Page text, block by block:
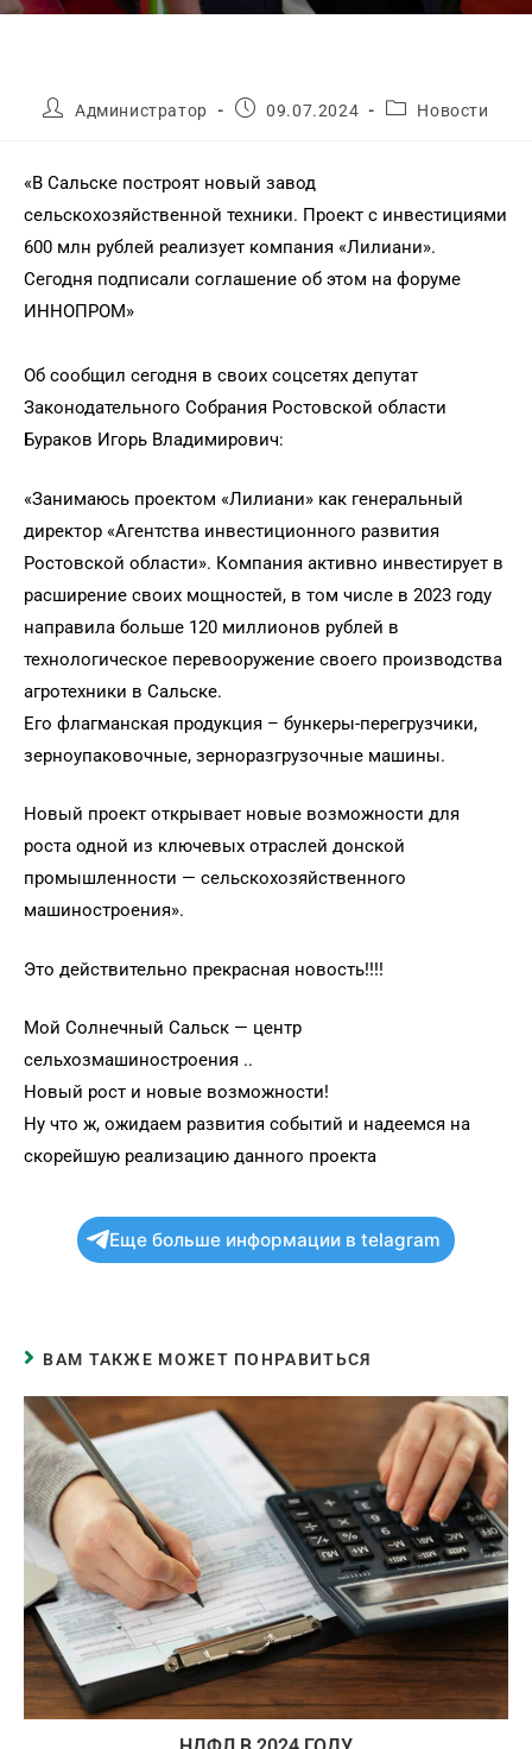
Администратор 09.07.2024 Новости
«В Сальске построят новый завод
сельскохозяйственной техники. Проект с инвестициями
600 млн рублей реализует компания «Лилиани».
Сегодня подписали соглашение об этом на форуме
ИННОПРОМ»
Об сообщил сегодня в своих соцсетях депутат
Законодательного Собрания Ростовской области
Бураков Игорь Владимирович:
«Занимаюсь проектом «Лилиани» как генеральный
директор «Агентства инвестиционного развития
Ростовской области». Компания активно инвестирует в
расширение своих мощностей, в том числе в 2023 году
направила больше 120 миллионов рублей в
технологическое перевооружение своего производства
агротехники в Сальске.
Его флагманская продукция – бункеры-перегрузчики,
зерноупаковочные, зерноразгрузочные машины.
Новый проект открывает новые возможности для
роста одной из ключевых отраслей донской
промышленности — сельскохозяйственного
машиностроения».
Это действительно прекрасная новость!!!!
Мой Солнечный Сальск — центр
сельхозмашиностроения ..
Новый рост и новые возможности!
Ну что ж, ожидаем развития событий и надеемся на
скорейшую реализацию данного проекта
Еще больше информации в telagram
ВАМ ТАКЖЕ МОЖЕТ ПОНРАВИТЬСЯ